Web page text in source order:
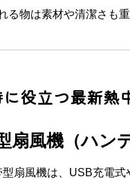
る物は素材や清潔さも重
役立つ最新熱
扇風機（ハン
扇風機は、USB充電